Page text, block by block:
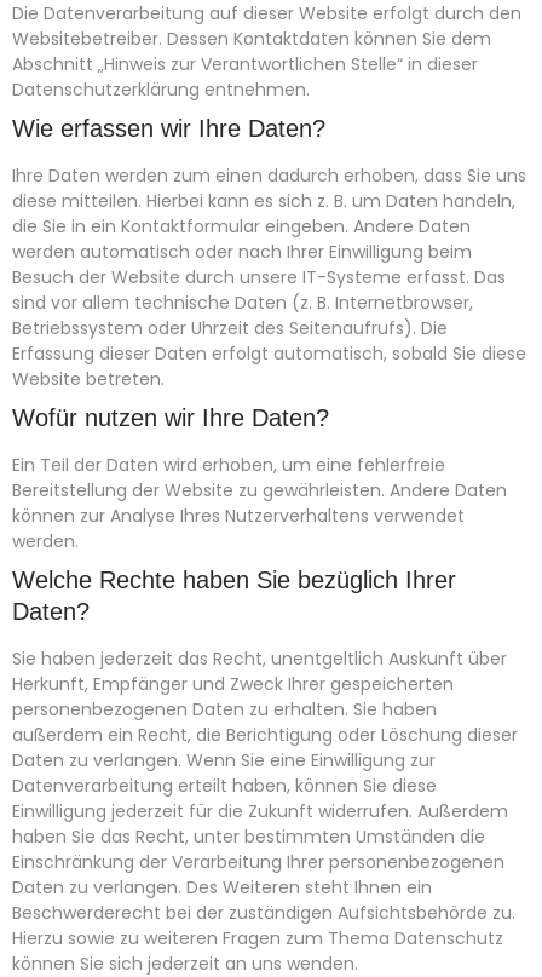
Die Datenverarbeitung auf dieser Website erfolgt durch den
Websitebetreiber. Dessen Kontaktdaten können Sie dem
Abschnitt „Hinweis zur Verantwortlichen Stelle“ in dieser
Datenschutzerklärung entnehmen.
Wie erfassen wir Ihre Daten?
Ihre Daten werden zum einen dadurch erhoben, dass Sie uns
diese mitteilen. Hierbei kann es sich z. B. um Daten handeln,
die Sie in ein Kontaktformular eingeben. Andere Daten
werden automatisch oder nach Ihrer Einwilligung beim
Besuch der Website durch unsere IT-Systeme erfasst. Das
sind vor allem technische Daten (z. B. Internetbrowser,
Betriebssystem oder Uhrzeit des Seitenaufrufs). Die
Erfassung dieser Daten erfolgt automatisch, sobald Sie diese
Website betreten.
Wofür nutzen wir Ihre Daten?
Ein Teil der Daten wird erhoben, um eine fehlerfreie
Bereitstellung der Website zu gewährleisten. Andere Daten
können zur Analyse Ihres Nutzerverhaltens verwendet
werden.
Welche Rechte haben Sie bezüglich Ihrer
Daten?
Sie haben jederzeit das Recht, unentgeltlich Auskunft über
Herkunft, Empfänger und Zweck Ihrer gespeicherten
personenbezogenen Daten zu erhalten. Sie haben
außerdem ein Recht, die Berichtigung oder Löschung dieser
Daten zu verlangen. Wenn Sie eine Einwilligung zur
Datenverarbeitung erteilt haben, können Sie diese
Einwilligung jederzeit für die Zukunft widerrufen. Außerdem
haben Sie das Recht, unter bestimmten Umständen die
Einschränkung der Verarbeitung Ihrer personenbezogenen
Daten zu verlangen. Des Weiteren steht Ihnen ein
Beschwerderecht bei der zuständigen Aufsichtsbehörde zu.
Hierzu sowie zu weiteren Fragen zum Thema Datenschutz
können Sie sich jederzeit an uns wenden.